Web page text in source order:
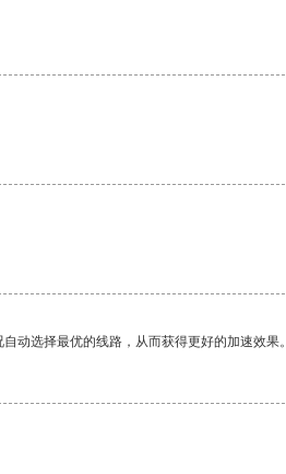
动选择最优的线路，从而获得更好的加速效果。